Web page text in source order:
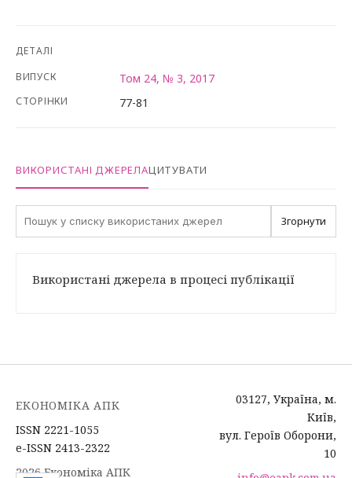
ДЕТАЛІ
ВИПУСК
Том 24, № 3, 2017
СТОРІНКИ 77-81
ВИКОРИСТАНІ ДЖЕРЕЛАЦИТУВАТИ
Згорнути
Використані джерела в процесі публікації
ЕКОНОМІКА АПК
ISSN 2221-1055
e-ISSN 2413-2322
2026 Економіка АПК
03127, Україна, м.
Київ,
вул. Героїв Оборони,
10